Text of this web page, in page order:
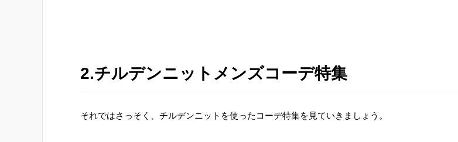
2.チルデンニットメンズコーデ特集
それではさっそく、チルデンニットを使ったコーデ特集を見ていきましょう。